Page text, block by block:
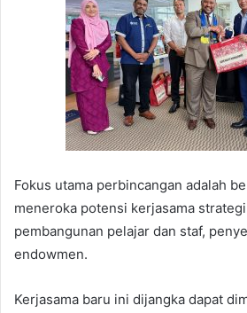
Fokus utama perbincangan adalah
meneroka potensi kerjasama
pembangunan pelajar dan staf,
endowmen.
Kerjasama baru ini dijangka dapat